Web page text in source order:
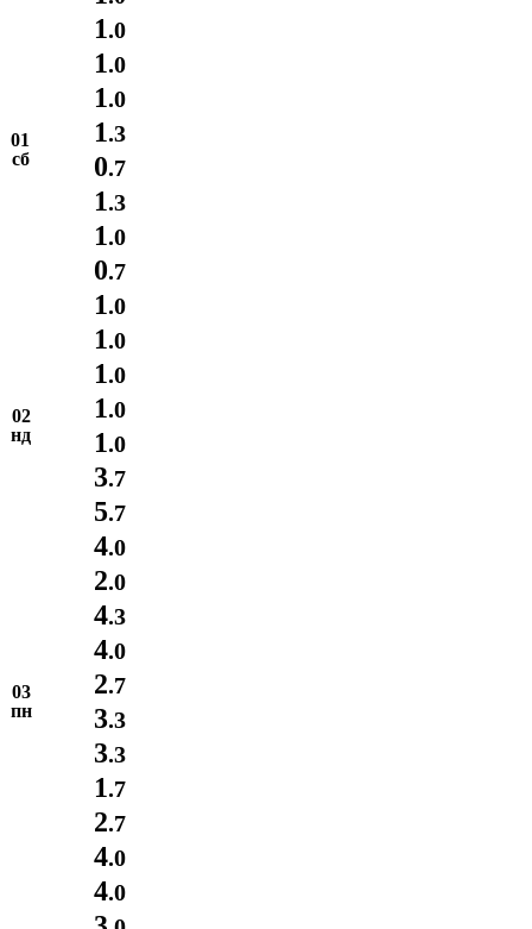
01
сб
1.0
1.0
1.0
1.3
0.7
1.3
1.0
0.7
02
нд
1.0
1.0
1.0
1.0
1.0
3.7
5.7
4.0
03
пн
2.0
4.3
4.0
2.7
3.3
3.3
1.7
2.7
4.0
4.0